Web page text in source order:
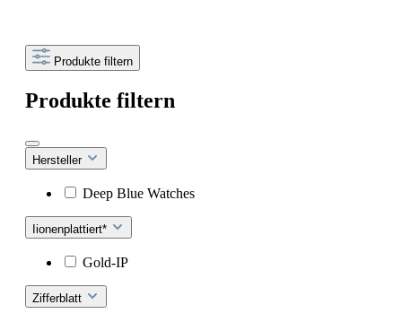
Produkte filtern
Produkte filtern
Hersteller
Deep Blue Watches
Iionenplattiert*
Gold-IP
Zifferblatt